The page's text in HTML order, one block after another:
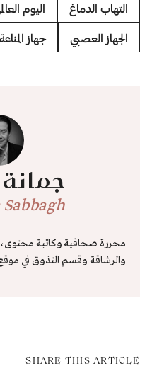
التهاب الدماغ اليوم
الجهاز العصبي جهاز المناعة
جمانة
Sabbagh
محررة صحافية وكاتبة محتوى،
والرشاقة وقسم التذوق في موقع
SHARE THIS ARTICLE